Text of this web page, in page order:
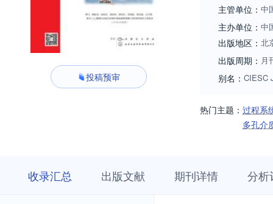
投稿预审
刊改为季刊、双
主任或编委。中
国现当代化工史的一个
技人才为宗旨。
标，兼及新技术
动力学与反应器
编委会和编辑部的
美国《化学文摘
下充实、提高、走
主管单位： 中
主办单位： 中
出版地区： 北
出版周期： 月
别名： CIESC
热门主题： 过程系
多孔介
收录汇总 出版文献 期刊详情 分析